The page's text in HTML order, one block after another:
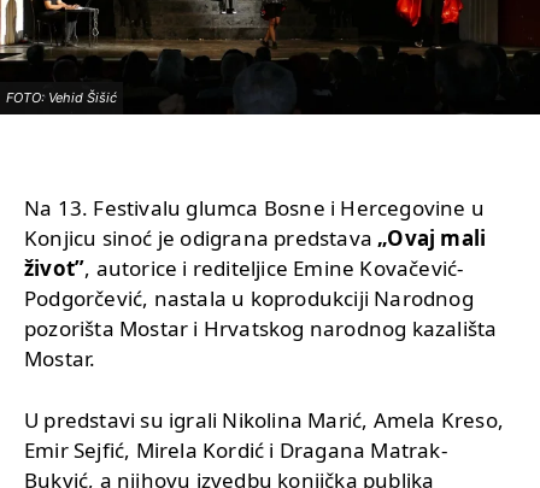
FOTO: Vehid Šišić
Na 13. Festivalu glumca Bosne i Hercegovine u
Konjicu sinoć je odigrana predstava„Ovaj mali
život”, autorice i rediteljice Emine Kovačević-
Podgorčević, nastala u koprodukciji Narodnog
pozorišta Mostar i Hrvatskog narodnog kazališta
Mostar.
U predstavi su igrali Nikolina Marić, Amela Kreso,
Emir Sejfić, Mirela Kordić i Dragana Matrak-
Bukvić, a njihovu izvedbu konjička publika